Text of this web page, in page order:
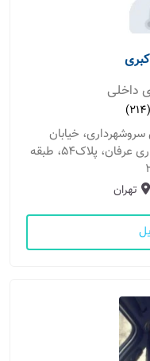
داخلی
(214)
سروشهرداری، خیابان
بخشایش، خیابان هفدهم، مجتمع تجاری عرفان، پلاک۵۴، طبقه
تهران